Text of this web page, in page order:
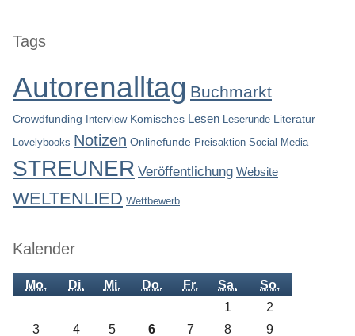
Seitenleiste
Tags
Autorenalltag Buchmarkt
Crowdfunding Interview Komisches Lesen Leserunde
Literatur
Lovelybooks Notizen Onlinefunde Preisaktion Social Media
STREUNER Veröffentlichung Website
WELTENLIED Wettbewerb
Kalender
Mo. Di. Mi. Do. Fr. Sa. So.
1
2
3
4 5 6 7 8
9